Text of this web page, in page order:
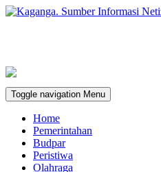
Toggle navigation Menu
Home
Pemerintahan
Budpar
Peristiwa
Olahraga